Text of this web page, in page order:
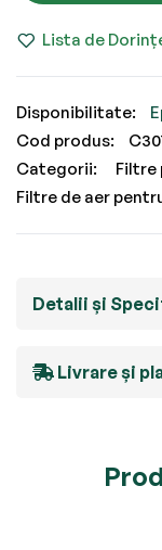
Lista de
Cod produs
Categorii:
Filtre
Filtre de aer
Detalii și
Livrare și